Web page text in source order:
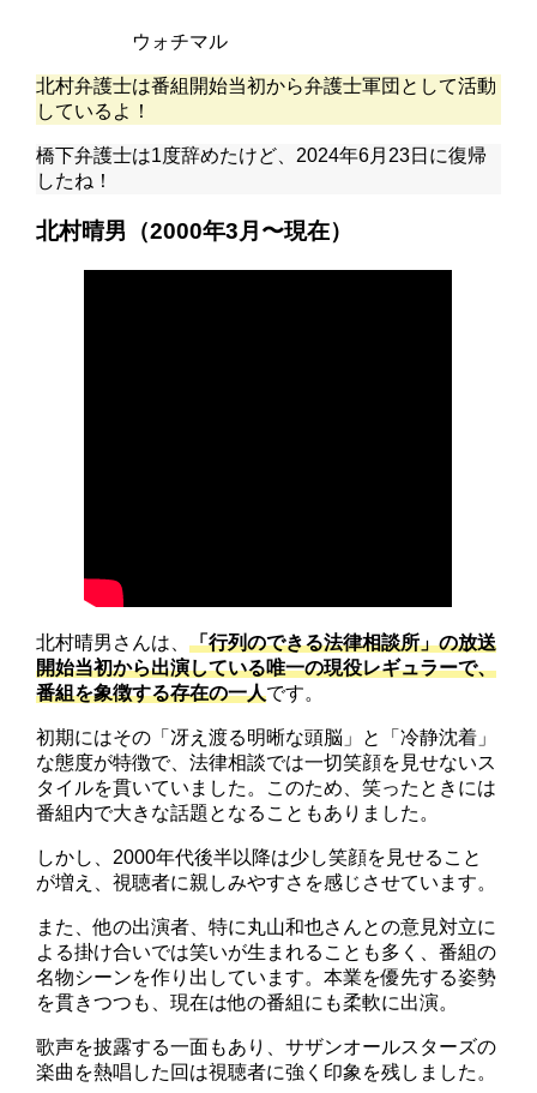
ウォチマル
北村弁護士は番組開始当初から弁護士軍団として活動
しているよ！
橋下弁護士は1度辞めたけど、2024年6月23日に復帰
したね！
北村晴男（2000年3月〜現在）
北村晴男さんは、「行列のできる法律相談所」の放送
開始当初から出演している唯一の現役レギュラーで、
番組を象徴する存在の一人です。
初期にはその「冴え渡る明晰な頭脳」と「冷静沈着」
な態度が特徴で、法律相談では一切笑顔を見せないス
タイルを貫いていました。このため、笑ったときには
番組内で大きな話題となることもありました。
しかし、2000年代後半以降は少し笑顔を見せること
が増え、視聴者に親しみやすさを感じさせています。
また、他の出演者、特に丸山和也さんとの意見対立に
よる掛け合いでは笑いが生まれることも多く、番組の
名物シーンを作り出しています。本業を優先する姿勢
を貫きつつも、現在は他の番組にも柔軟に出演。
歌声を披露する一面もあり、サザンオールスターズの
楽曲を熱唱した回は視聴者に強く印象を残しました。